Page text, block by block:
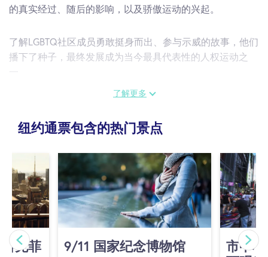
的真实经过、随后的影响，以及骄傲运动的兴起。
了解LGBTQ社区成员勇敢挺身而出、参与示威的故事，他们
播下了种子，最终发展成为当今最具代表性的人权运动之
那些成就今日运动的重要人物与故事！
了解更多
纽约通票包含的热门景点
克菲 9/​11 国家纪念博物馆
市中